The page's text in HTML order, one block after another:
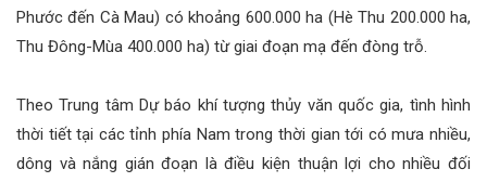
Phước đến Cà Mau) có khoảng 600.000 ha (Hè Thu 200.000 ha,
Thu Đông-Mùa 400.000 ha) từ giai đoạn mạ đến đòng trỗ.
Theo Trung tâm Dự báo khí tượng thủy văn quốc gia, tình hình
thời tiết tại các tỉnh phía Nam trong thời gian tới có mưa nhiều,
dông và nắng gián đoạn là điều kiện thuận lợi cho nhiều đối